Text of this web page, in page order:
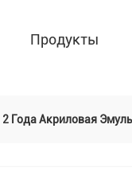
Продукты
2 Года Акриловая